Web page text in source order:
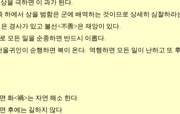
을 극하면 이 과가 된다.
에서 상을 범함은 군에 배역하는 것이므로 상세히 심찰하라
경사가 있고 불선<不善>은 재앙이 있다.
모든 일을 순종하면 반드시 이롭다.
귀인이 순행하면 복이 온다. 역행하면 모든 일이 난하고 또
화<禍>는 자연 해소 한다.
후에는 길하지 않다